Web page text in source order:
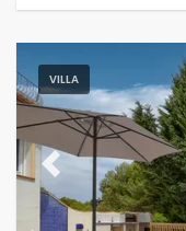
VILLA
Previous